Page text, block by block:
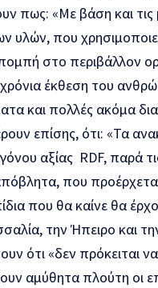
πως: «Με βάση και
υλών, που
στο περιβάλλον
έκθεση του
και πολλές ακόμα
επίσης, ότι: «Τα
αξίας RDF, παρά
που
που θα καίνε θα
την Ήπειρο και
ότι «δεν πρόκειται
αμύθητα πλούτη οι